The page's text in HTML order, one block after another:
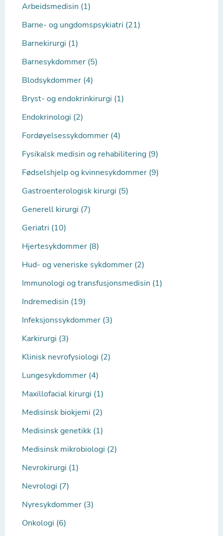
Arbeidsmedisin (1)
Barne- og ungdomspsykiatri (21)
Barnekirurgi (1)
Barnesykdommer (5)
Blodsykdommer (4)
Bryst- og endokrinkirurgi (1)
Endokrinologi (2)
Fordøyelsessykdommer (4)
Fysikalsk medisin og rehabilitering (9)
Fødselshjelp og kvinnesykdommer (9)
Gastroenterologisk kirurgi (5)
Generell kirurgi (7)
Geriatri (10)
Hjertesykdommer (8)
Hud- og veneriske sykdommer (2)
Immunologi og transfusjonsmedisin (1)
Indremedisin (19)
Infeksjonssykdommer (3)
Karkirurgi (3)
Klinisk nevrofysiologi (2)
Lungesykdommer (4)
Maxillofacial kirurgi (1)
Medisinsk biokjemi (2)
Medisinsk genetikk (1)
Medisinsk mikrobiologi (2)
Nevrokirurgi (1)
Nevrologi (7)
Nyresykdommer (3)
Onkologi (6)